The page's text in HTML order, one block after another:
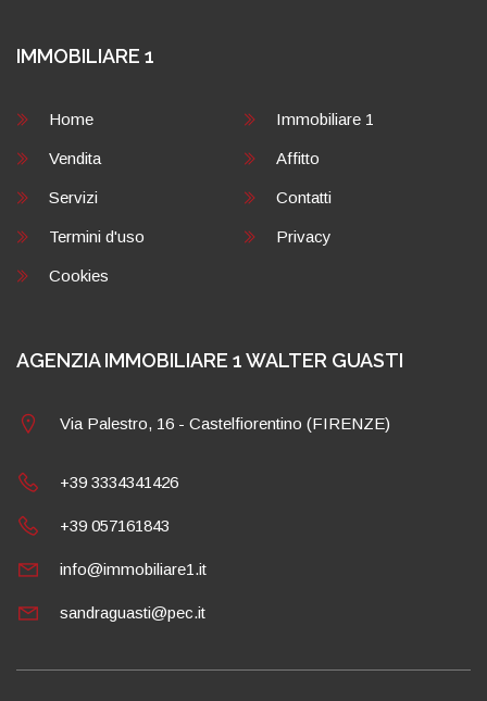
IMMOBILIARE 1
Home Immobiliare 1
Vendita Affitto
Servizi Contatti
Termini d'uso Privacy
Cookies
AGENZIA IMMOBILIARE 1 WALTER GUASTI
Via Palestro, 16 - Castelfiorentino (FIRENZE)
+39 3334341426
+39 057161843
info@immobiliare1.it
sandraguasti@pec.it